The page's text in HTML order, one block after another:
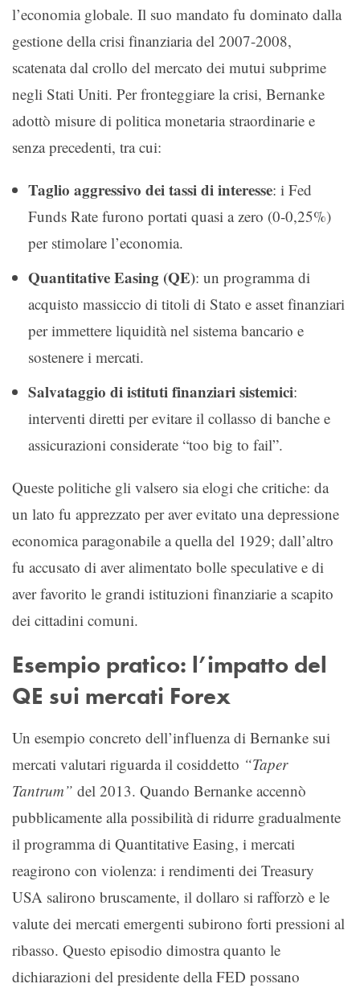
l’economia globale. Il suo mandato fu dominato dalla
gestione della crisi finanziaria del 2007-2008,
scatenata dal crollo del mercato dei mutui subprime
negli Stati Uniti. Per fronteggiare la crisi, Bernanke
adottò misure di politica monetaria straordinarie e
senza precedenti, tra cui:
Taglio aggressivo dei tassi di interesse: i Fed
Funds Rate furono portati quasi a zero (0-0,25%)
per stimolare l’economia.
Quantitative Easing (QE): un programma di
acquisto massiccio di titoli di Stato e asset finanziari
per immettere liquidità nel sistema bancario e
sostenere i mercati.
Salvataggio di istituti finanziari sistemici:
interventi diretti per evitare il collasso di banche e
assicurazioni considerate “too big to fail”.
Queste politiche gli valsero sia elogi che critiche: da
un lato fu apprezzato per aver evitato una depressione
economica paragonabile a quella del 1929; dall’altro
fu accusato di aver alimentato bolle speculative e di
aver favorito le grandi istituzioni finanziarie a scapito
dei cittadini comuni.
Esempio pratico: l’impatto del
QE sui mercati Forex
Un esempio concreto dell’influenza di Bernanke sui
mercati valutari riguarda il cosiddetto “Taper
Tantrum” del 2013. Quando Bernanke accennò
pubblicamente alla possibilità di ridurre gradualmente
il programma di Quantitative Easing, i mercati
reagirono con violenza: i rendimenti dei Treasury
USA salirono bruscamente, il dollaro si rafforzò e le
valute dei mercati emergenti subirono forti pressioni al
ribasso. Questo episodio dimostra quanto le
dichiarazioni del presidente della FED possano